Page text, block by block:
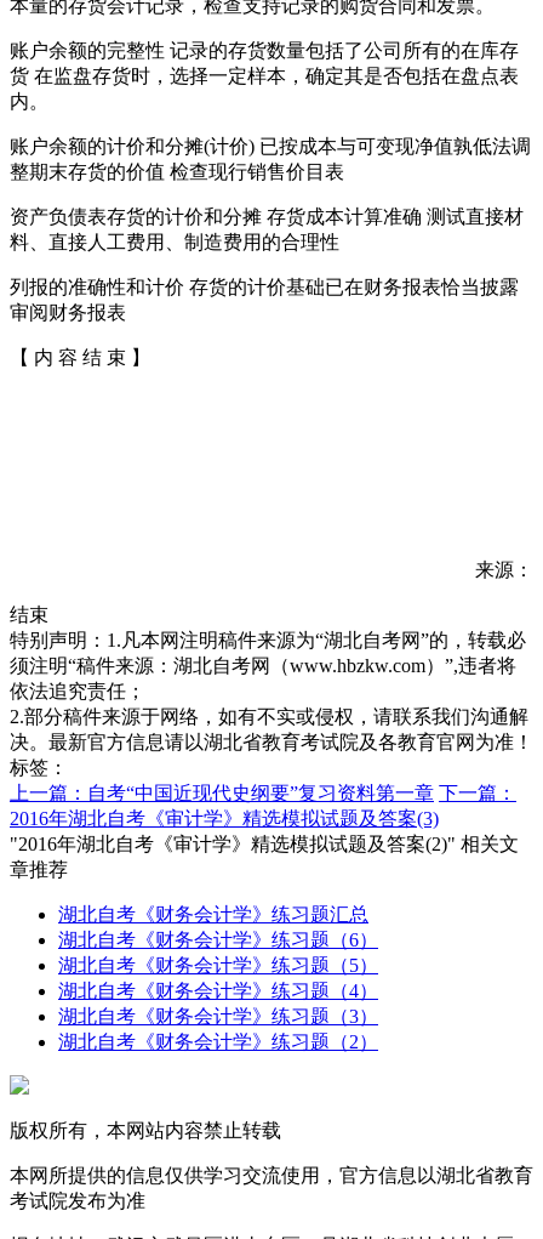
本量的存货会计记录，检查支持记录的购货合同和发票。
账户余额的完整性 记录的存货数量包括了公司所有的在库存
货 在监盘存货时，选择一定样本，确定其是否包括在盘点表
内。
账户余额的计价和分摊(计价) 已按成本与可变现净值孰低法调
整期末存货的价值 检查现行销售价目表
资产负债表存货的计价和分摊 存货成本计算准确 测试直接材
料、直接人工费用、制造费用的合理性
列报的准确性和计价 存货的计价基础已在财务报表恰当披露
审阅财务报表
【 内 容 结 束 】
来源：
结束
特别声明：1.凡本网注明稿件来源为“湖北自考网”的，转载必
须注明“稿件来源：湖北自考网（www.hbzkw.com）”,违者将
依法追究责任；
2.部分稿件来源于网络，如有不实或侵权，请联系我们沟通解
决。最新官方信息请以湖北省教育考试院及各教育官网为准！
标签：
上一篇：自考“中国近现代史纲要”复习资料第一章 下一篇：
2016年湖北自考《审计学》精选模拟试题及答案(3)
"2016年湖北自考《审计学》精选模拟试题及答案(2)" 相关文
章推荐
湖北自考《财务会计学》练习题汇总
湖北自考《财务会计学》练习题（6）
湖北自考《财务会计学》练习题（5）
湖北自考《财务会计学》练习题（4）
湖北自考《财务会计学》练习题（3）
湖北自考《财务会计学》练习题（2）
版权所有，本网站内容禁止转载
本网所提供的信息仅供学习交流使用，官方信息以湖北省教育
考试院发布为准